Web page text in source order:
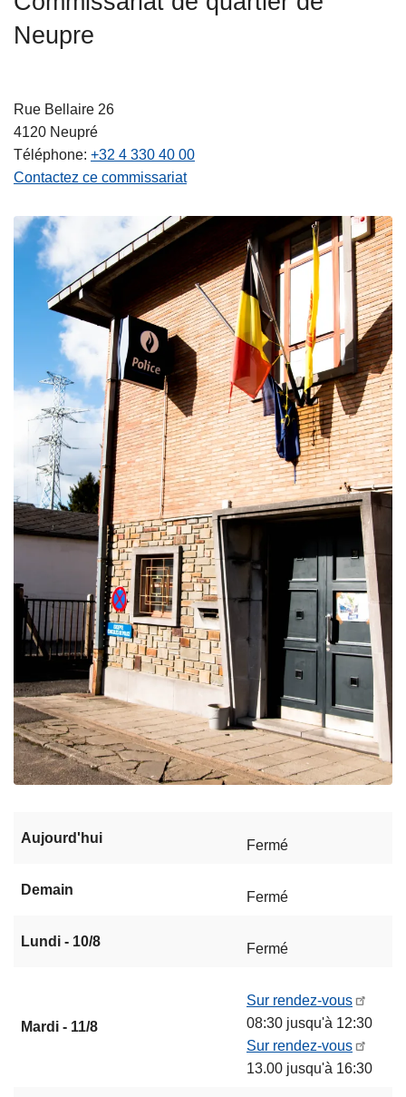
Neupre
Rue Bellaire 26
4120 Neupré
Téléphone +32 4 330 40 00
Contactez ce commissariat
Aujourd'hui Fermé
Demain Fermé
Lundi - 10/8 Fermé
Mardi - 11/8
Sur rendez-vous
08:30 jusqu'à 12:30
Sur rendez-vous
13.00 jusqu'à 16:30